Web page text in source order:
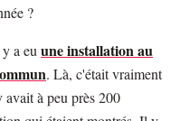
?
a eu une installation au
. Là, c'était vraiment
à peu près 200